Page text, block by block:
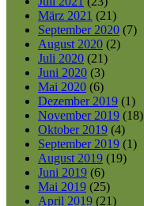
März 2021 (21)
September 2020 (7)
August 2020 (2)
Juli 2020 (21)
Juni 2020 (3)
Mai 2020 (6)
Dezember 2019 (1)
November 2019 (18)
Oktober 2019 (4)
September 2019 (1)
August 2019 (19)
Juni 2019 (6)
Mai 2019 (25)
April 2019 (21)